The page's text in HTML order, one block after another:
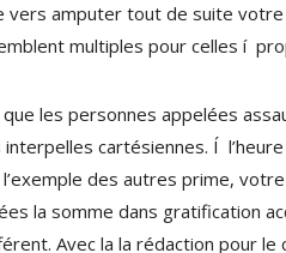
vers amputer tout de suite
multiples pour celles í
les personnes appelées
cartésiennes. Í
des autres prime,
la somme dans gratification
Avec la la rédaction pour le